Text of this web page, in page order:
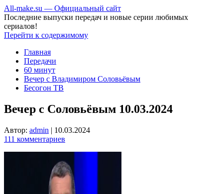
All-make.su — Официальный сайт
Последние выпуски передач и новые серии любимых
сериалов!
Перейти к содержимому
Главная
Передачи
60 минут
Вечер с Владимиром Соловьёвым
Бесогон ТВ
Вечер с Соловьёвым 10.03.2024
Автор: admin | 10.03.2024
111 комментариев